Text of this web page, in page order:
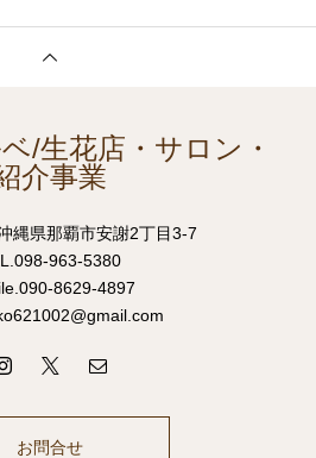
/生花店・サロン・
介事業
縄県那覇市安謝2丁目3-7
963-5380
8629-4897
お問合せ